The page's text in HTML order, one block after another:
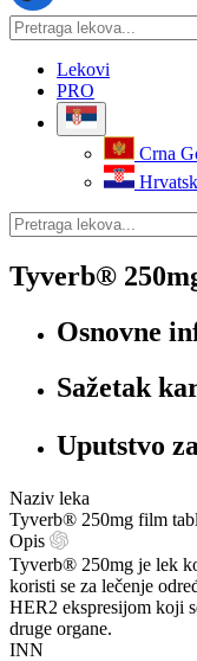
Lekovi
PRO
Crna
Tyverb®
Osnovne
Sažetak
Uputstvo
Naziv leka
Tyverb® 250mg film
Opis
Tyverb® 250mg je lek
koristi se za lečenje
HER2 ekspresijom koji
druge organe.
INN